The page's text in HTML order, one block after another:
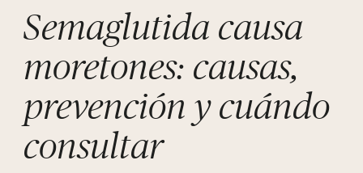
Semaglutida causa
moretones: causas,
prevención y cuándo
consultar